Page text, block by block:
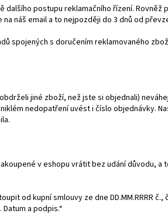
postupu reklamačního řízení. Rovněž
náš email a to nejpozději do 3 dnů od
spojených s doručením reklamovaného
jiné zboží, než jste si objednali)
nedopatření uvést i číslo objednávky.
v eshopu vrátit bez udání důvodu, a
od kupní smlouvy ze dne DD.MM.RRRR
a podpis.“